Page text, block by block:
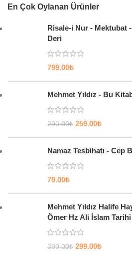
En Çok Oylanan Ürünler
Risale-i Nur - Mektubat
Deri
799.00₺
Mehmet Yıldız - Bu
290.00₺ 259.00₺
Namaz Tesbihatı - Cep
79.00₺
Mehmet Yıldız Halife
Ömer Hz Ali İslam Tarihi
399.00₺ 299.00₺